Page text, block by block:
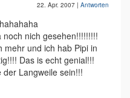
22. Apr. 2007 | Antworten
nich gesehen!!!!!!!!!
mehr und ich hab Pipi in
Das is echt genial!!!
Langweile sein!!!